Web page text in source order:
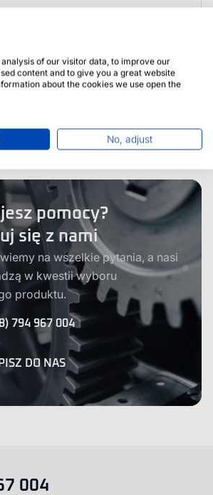
Tuleja
pomocy?
się z nami
na wszelkie pytania, a nasi
w kwestii wyboru
produktu.
794 967 004
DO NAS
004
of our visitor data, to improve our
content and to give you a great website
about the cookies we use open the
No, adjust